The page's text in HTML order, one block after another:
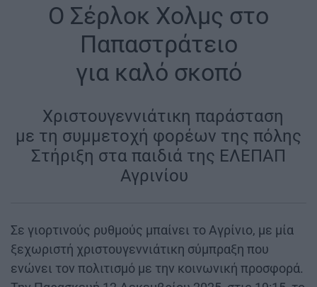
Ο Σέρλοκ Χολμς στο
Παπαστράτειο
για καλό σκοπό
Χριστουγεννιάτικη παράσταση
με τη συμμετοχή φορέων της πόλης
Στήριξη στα παιδιά της ΕΛΕΠΑΠ
Αγρινίου
Σε γιορτινούς ρυθμούς μπαίνει το Αγρίνιο, με μία
ξεχωριστή χριστουγεννιάτικη σύμπραξη που
ενώνει τον πολιτισμό με την κοινωνική προσφορά.